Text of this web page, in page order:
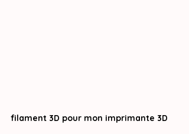
filament 3D pour mon imprimante 3D